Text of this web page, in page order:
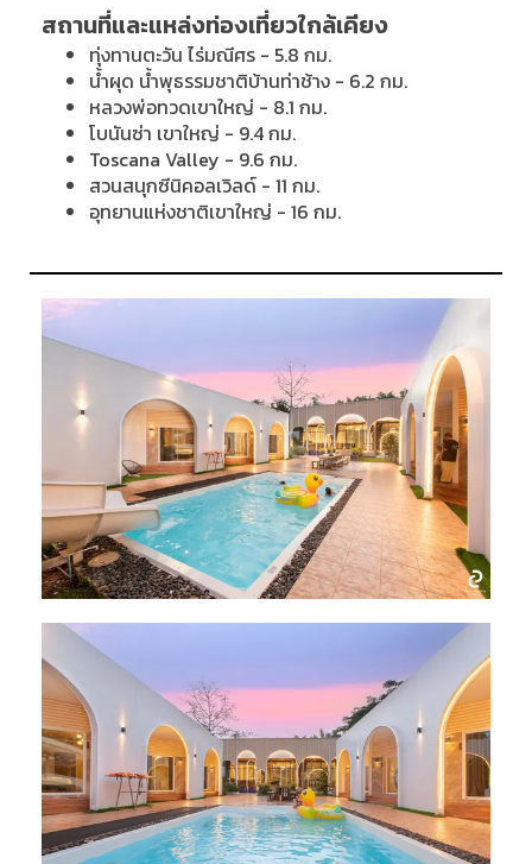
สถานที่และแหล่งท่องเที่ยวใกล้เคียง
ทุ่งทานตะวัน ไร่มณีศร - 5.8 กม.
น้ำผุด น้ำพุธรรมชาติบ้านท่าช้าง - 6.2 กม.
หลวงพ่อทวดเขาใหญ่ - 8.1 กม.
โบนันซ่า เขาใหญ่ - 9.4 กม.
Toscana Valley - 9.6 กม.
สวนสนุกซีนิคอลเวิลด์ - 11 กม.
อุทยานแห่งชาติเขาใหญ่ - 16 กม.